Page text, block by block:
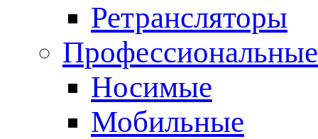
Ретрансляторы
Носимые
Мобильные